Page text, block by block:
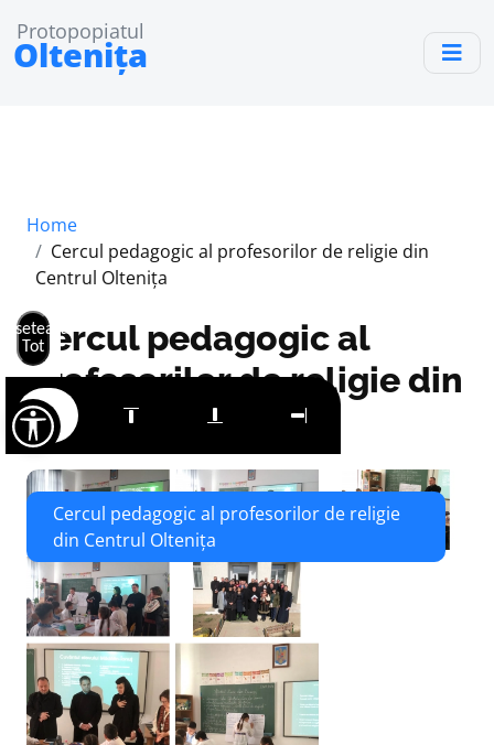
Protopopiatul
Oltenița
Home
Cercul pedagogic al profesorilor de religie din
Centrul Oltenița
Cercul pedagogic al
profesorilor de religie din
Centrul Oltenița
Cercul pedagogic al profesorilor de religie
din Centrul Oltenița
Tot